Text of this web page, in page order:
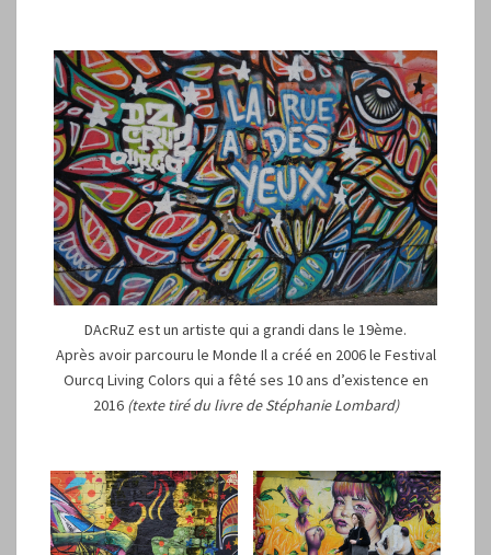
DAcRuZ est un artiste qui a grandi dans le 19ème.
Après avoir parcouru le Monde Il a créé en 2006 le Festival
Ourcq Living Colors qui a fêté ses 10 ans d’existence en
2016 (texte tiré du livre de Stéphanie Lombard)